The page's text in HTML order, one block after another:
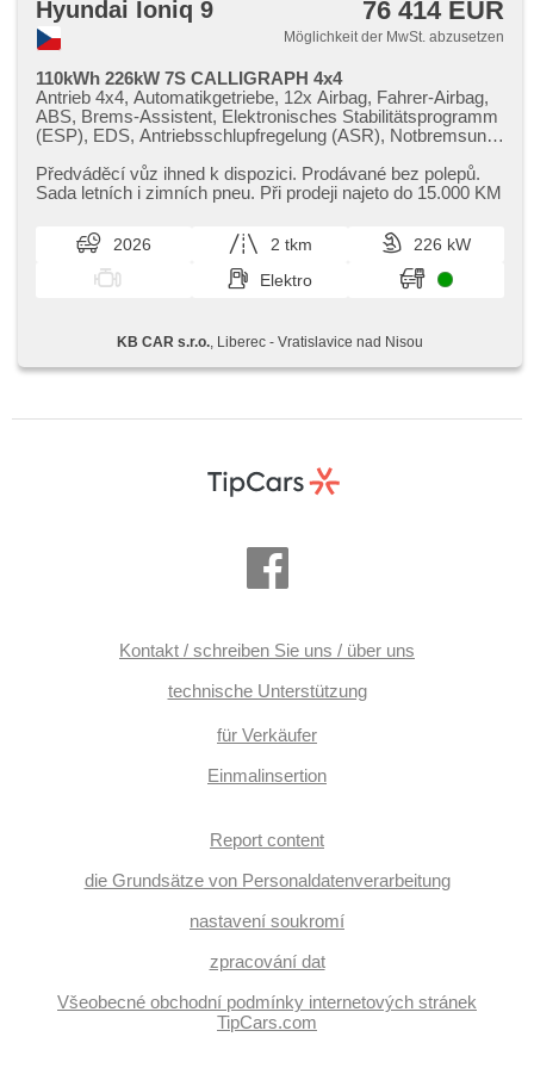
Hyundai Ioniq 9 76 414 EUR
Möglichkeit der MwSt. abzusetzen
110kWh 226kW 7S CALLIGRAPH 4x4
Antrieb 4x4, Automatikgetriebe, 12x Airbag, Fahrer-Airbag,
ABS, Brems-Assistent, Elektronisches Stabilitätsprogramm
(ESP), EDS, Antriebsschlupfregelung (ASR), Notbremsung
rozjezdu do kopce (HSA), ukazatel rychlostního limitu
(SLIF), Uhr Spur, Blind Spot Anzeige, asistent jízdy v
jízdním pruhu, Überwachung der Ermüdung des Fahrers,
automatisch im Berg bremsen , Servolenkung, třízónová
klimatizace, Klimaautomatik, Adaptive
Geschwindigkeitsregelung, LED matrixové světlomety,
'EURO VI', Bordcomputer, hlasové ovládání palubního
počítače, dotykové ovládání palubního počítače, digitální
couvání (RCTA), parkovací senzory přední, parkovací
startování, bezklíčové odemykání, Lichtsensor,
Scheibenwischersensor, autom. einstellbares Lenkrad,
Telefon, hands free, Android Auto, Apple CarPlay,
bezdrátová nabíječka mobilních telefonů, Bluetooth, El.
Deckel des Kofferraums, El. Seitenscheiben, El.
Zentralverriegelung mit Funkfernbedienung,
osvětlení interiéru, beheizte Sitze, El. einstellbare Sitze,
Frontmassagesitze, odvětrávaná sedadla, höheneinstellbare
Sitze, höheneinstellbare Fahrersitz, paměť nastavení
sedadla řidiče, Positionssitze, Reifendrucksensor,
Vorderlichter LED, Heck LED Leuchte, Zusatzscheinwerfer,
Nebelscheinwerfer, USB, Autoradio, digitální příjem rádia
Getönte Scheiben, zatmavená zadní skla, roletky na
Kopflehnen, Umrichter 220V, El. Anlasser, Garantie, digitální
vyhřívaná zadní sedadla, třetí řada sedadel, tepelné
Předváděcí vůz ihned k dispozici. Prodávané bez polepů.
Sada letních i zimních pneu. Při prodeji najeto do 15.000 KM
2026 2 tkm
226 kW
Elektro
KB CAR s.r.o. , Liberec - Vratislavice nad Nisou
Kontakt / schreiben Sie uns / über uns
technische Unterstützung
für Verkäufer
Einmalinsertion
Report content
die Grundsätze von Personaldatenverarbeitung
nastavení soukromí
zpracování dat
Všeobecné obchodní podmínky internetových stránek
TipCars.com